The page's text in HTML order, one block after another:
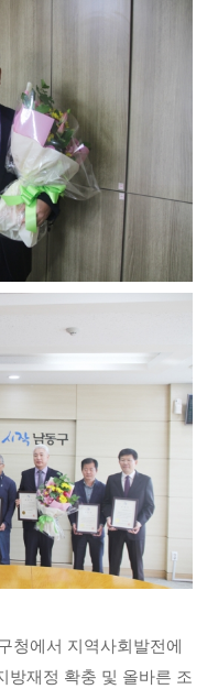
청에서 지역사회발전에
방재정 확충 및 올바른 조